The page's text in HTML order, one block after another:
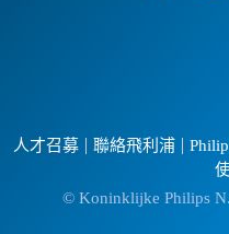
人才召募 聯絡飛利浦
© Koninklijke Philips